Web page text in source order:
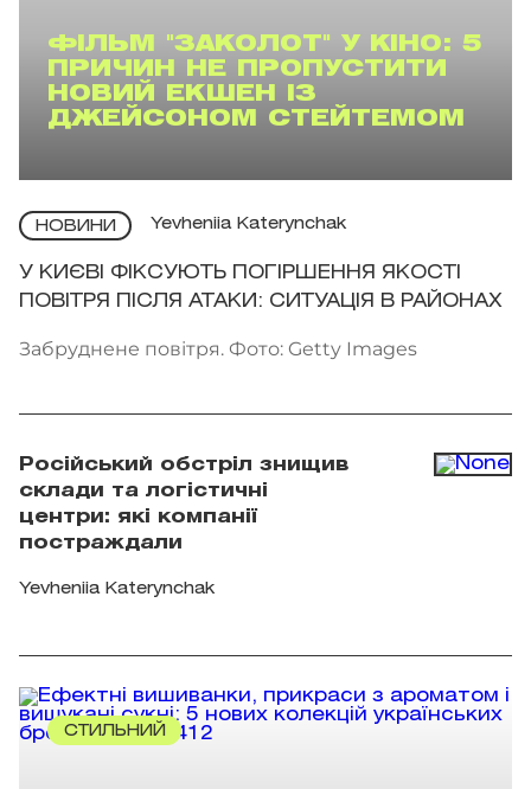
ФІЛЬМ "ЗАКОЛОТ" У КІНО: 5
ПРИЧИН НЕ ПРОПУСТИТИ
НОВИЙ ЕКШЕН ІЗ
ДЖЕЙСОНОМ СТЕЙТЕМОМ
НОВИНИ Yevheniia Katerynchak
У КИЄВІ ФІКСУЮТЬ ПОГІРШЕННЯ ЯКОСТІ
ПОВІТРЯ ПІСЛЯ АТАКИ: СИТУАЦІЯ В РАЙОНАХ
Забруднене повітря. Фото: Getty Images
Російський обстріл знищив
склади та логістичні
центри: які компанії
постраждали
Yevheniia Katerynchak
СТИЛЬНИЙ